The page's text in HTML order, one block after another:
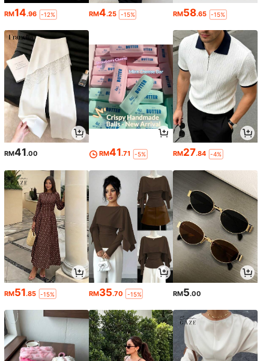
RM14.96 -12% RM4.25 -15% RM58.65 -15%
RM41.00 RM41.71 -5% RM27.84 -4%
RM51.85 -15% RM35.70 -15% RM5.00